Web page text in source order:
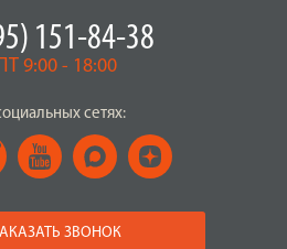
151-84-38
9:00 - 18:00
сетях:
ЗВОНОК